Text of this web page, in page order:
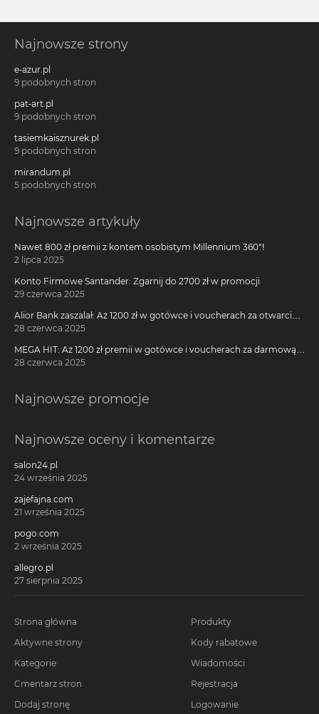
Najnowsze strony
e-azur.pl
9 podobnych stron
pat-art.pl
9 podobnych stron
tasiemkaisznurek.pl
9 podobnych stron
mirandum.pl
5 podobnych stron
Najnowsze artykuły
Nawet 800 zł premii z kontem osobistym Millennium 360°!
2 lipca 2025
Konto Firmowe Santander: Zgarnij do 2700 zł w promocji
29 czerwca 2025
Alior Bank zaszalał: Aż 1200 zł w gotówce i voucherach za otwarcie
darmowego konta!
28 czerwca 2025
MEGA HIT: Aż 1200 zł premii w gotówce i voucherach za darmową
kartę kredytową Citi Simplicity
28 czerwca 2025
Najnowsze promocje
Najnowsze oceny i komentarze
salon24.pl
24 września 2025
zajefajna.com
21 września 2025
pogo.com
2 września 2025
allegro.pl
27 sierpnia 2025
Strona główna
Aktywne strony
Kategorie
Cmentarz stron
Dodaj stronę
Produkty
Kody rabatowe
Wiadomości
Rejestracja
Logowanie